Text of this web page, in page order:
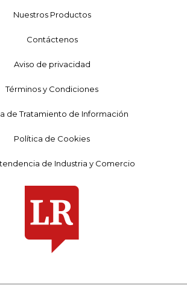
Nuestros Productos
Contáctenos
Aviso de privacidad
Términos y Condiciones
de Tratamiento de Información
Política de Cookies
de Industria y Comercio